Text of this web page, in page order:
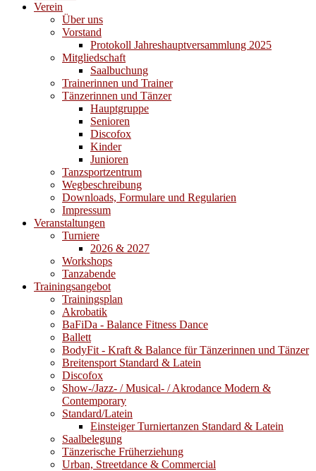
Verein
Über uns
Vorstand
Protokoll Jahreshauptversammlung 2025
Mitgliedschaft
Saalbuchung
Trainerinnen und Trainer
Tänzerinnen und Tänzer
Hauptgruppe
Senioren
Discofox
Kinder
Junioren
Tanzsportzentrum
Wegbeschreibung
Downloads, Formulare und Regularien
Impressum
Veranstaltungen
Turniere
2026 & 2027
Workshops
Tanzabende
Trainingsangebot
Trainingsplan
Akrobatik
BaFiDa - Balance Fitness Dance
Ballett
BodyFit - Kraft & Balance für Tänzerinnen und Tänzer
Breitensport Standard & Latein
Discofox
Show-/Jazz- / Musical- / Akrodance Modern &
Contemporary
Standard/Latein
Einsteiger Turniertanzen Standard & Latein
Saalbelegung
Tänzerische Früherziehung
Urban, Streetdance & Commercial